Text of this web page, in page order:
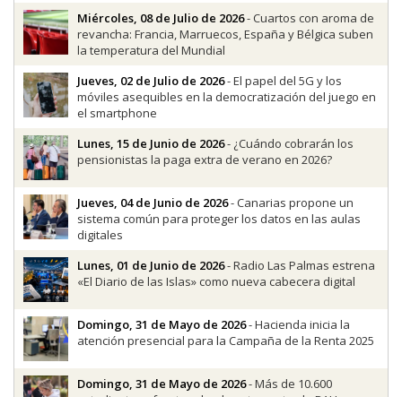
Miércoles, 08 de Julio de 2026- Cuartos con aroma de
revancha: Francia, Marruecos, España y Bélgica suben
la temperatura del Mundial
Jueves, 02 de Julio de 2026- El papel del 5G y los
móviles asequibles en la democratización del juego en
el smartphone
Lunes, 15 de Junio de 2026- ¿Cuándo cobrarán los
pensionistas la paga extra de verano en 2026?
Jueves, 04 de Junio de 2026- Canarias propone un
sistema común para proteger los datos en las aulas
digitales
Lunes, 01 de Junio de 2026- Radio Las Palmas estrena
«El Diario de las Islas» como nueva cabecera digital
Domingo, 31 de Mayo de 2026- Hacienda inicia la
atención presencial para la Campaña de la Renta 2025
Domingo, 31 de Mayo de 2026- Más de 10.600